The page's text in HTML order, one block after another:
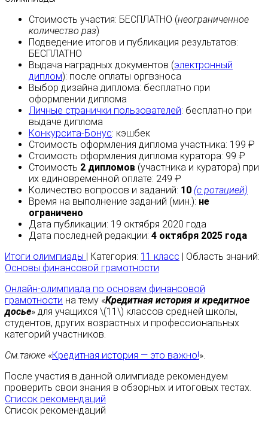
Стоимость участия: БЕСПЛАТНО (неограниченное
количество раз)
Подведение итогов и публикация результатов:
БЕСПЛАТНО
Выдача наградных документов (электронный
диплом): после оплаты оргвзноса
Выбор дизайна диплома: бесплатно при
оформлении диплома
Личные странички пользователей: бесплатно при
выдаче диплома
Конкурсита-Бонус: кэшбек
Стоимость оформления диплома участника: 199 ₽
Стоимость оформления диплома куратора: 99 ₽
Стоимость 2 дипломов (участника и куратора) при
их единовременной оплате: 249 ₽
Количество вопросов и заданий: 10 (с ротацией)
Время на выполнение заданий (мин.): не
ограничено
Дата публикации: 19 октября 2020 года
Дата последней редакции: 4 октября 2025 года
Итоги олимпиады
| Категория: 11 класс | Область знаний:
Основы финансовой грамотности
Онлайн-олимпиада по основам финансовой
грамотности на тему «Кредитная история и кредитное
досье» для учащихся \(11\) классов средней школы,
студентов, других возрастных и профессиональных
категорий участников.
См.также «Кредитная история — это важно!».
После участия в данной олимпиаде рекомендуем
проверить свои знания в обзорных и итоговых тестах.
Список рекомендаций
Список рекомендаций